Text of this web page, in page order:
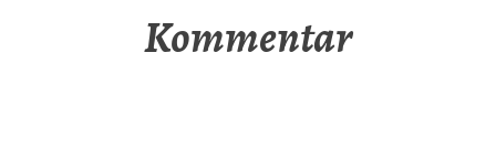
Kommentar